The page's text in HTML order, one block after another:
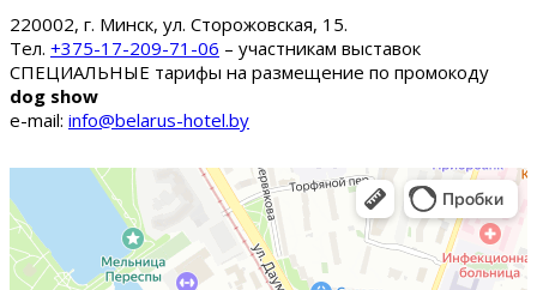
220002, г. Минск, ул. Сторожовская, 15.
Тел. +375-17-209-71-06 – участникам выставок
СПЕЦИАЛЬНЫЕ тарифы на размещение по промокоду
dog show
e-mail: info@belarus-hotel.by